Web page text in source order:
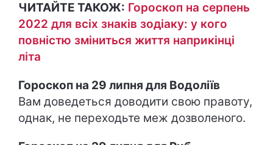
ЧИТАЙТЕ ТАКОЖ: Гороскоп на серпень
2022 для всіх знаків зодіаку: у кого
повністю зміниться життя наприкінці
літа
Гороскоп на 29 липня для Водоліїв
Вам доведеться доводити свою правоту,
однак, не переходьте меж дозволеного.